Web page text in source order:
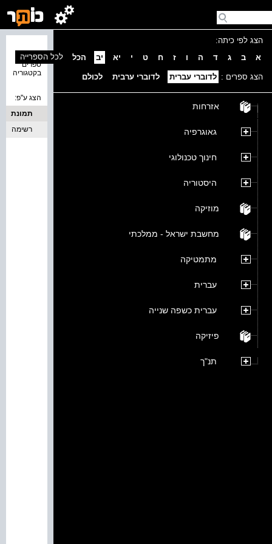
הצג לפי כיתה:
א
ב ג ד ה ו ז ח ט י יא יב הכל
הצג ספרים : לדוברי עברית לדוברי ערבית לכולם
אזרחות
גאוגרפיה
חינוך טכנולוגי
היסטוריה
מוזיקה
מחשבת ישראל - ממלכתי
מתמטיקה
עברית
עברית כשפה שנייה
פיזיקה
תנ"ך
ספרים
בקטגוריה
לכל הספרייה
הצג ע''פ:
תמונת
כריכה
רשימה